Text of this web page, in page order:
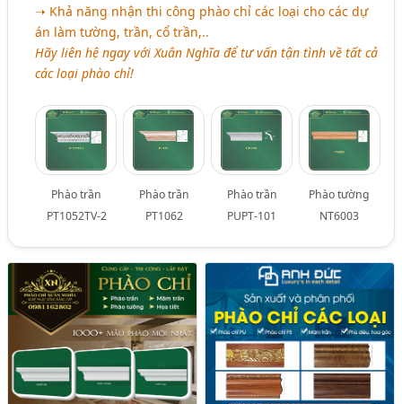
➝ Khả năng nhận thi công phào chỉ các loại cho các dự
án làm tường, trần, cổ trần,..
Hãy liên hệ ngay với Xuân Nghĩa để tư vấn tận tình về tất cả
các loại phào chỉ!
Phào trần
PT1052TV-2
Phào trần
PT1062
Phào trần
PUPT-101
Phào tường
NT6003